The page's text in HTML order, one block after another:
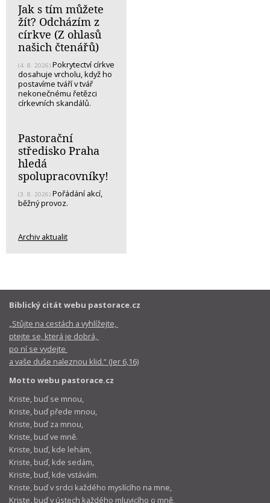
Jak s tím můžete
žít? Odcházím z
církve (Z ohlasů
našich čtenářů)
(4. 8. 2026) Pokrytectví církve
dosahuje vrcholu, když ho
postavíme tváří v tvář
nekonečnému řetězci
církevních skandálů.
Pastorační
středisko Praha
hledá
spolupracovníky!
(3. 8. 2026) Pořádání akcí,
běžný provoz.
Archiv aktualit
Biblický citát webu pastorace.cz
„Stůjte na cestách a vyhlížejte,
ptejte se, která je dobrá,
po ní se vydejte
a vaše duše naleznou klid.“ (Jer 6,16)
Motto webu pastorace.cz
Kriste, buď se mnou,
Kriste, buď přede mnou,
Kriste, buď za mnou,
Kriste, buď ve mně.
Kriste, buď, kde lehám,
Kriste, buď, kde sedám,
Kriste, buď, kde vstávám.
Kriste, buď v srdci každého myslícího na mne,
Kriste, buď v ústech každého mluvicího o mně,